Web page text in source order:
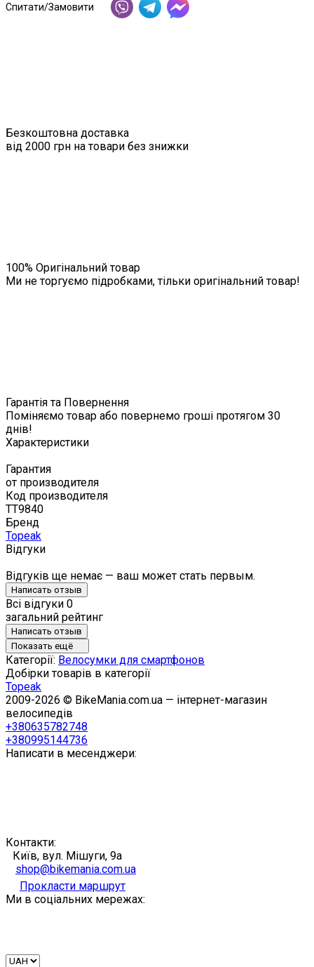
Спитати/Замовити
Безкоштовна доставка
від 2000 грн на товари без знижки
100% Оригінальний товар
Ми не торгуємо підробками, тільки оригінальний товар!
Гарантія та Повернення
Поміняємо товар або повернемо гроші протягом 30
днів!
Характеристики
Гарантия
от производителя
Код производителя
TT9840
Бренд
Topeak
Відгуки
Відгуків ще немає — ваш может стать первым.
Написать отзыв
Всі відгуки 0
загальний рейтинг
Написать отзыв
Показать ещё
Категорії: Велосумки для смартфонов
Добірки товарів в категорії
Topeak
2009-2026 © BikeMania.com.ua — інтернет-магазин
велосипедів
+380635782748
+380995144736
Написати в месенджери:
Контакти:
Київ, вул. Мішуги, 9а
shop@bikemania.com.ua
Прокласти маршрут
Ми в соціальних мережах: